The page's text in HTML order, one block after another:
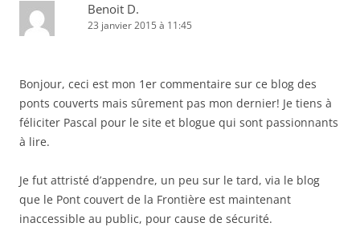
n
s
a
r
i
c
Benoit D.
23 janvier 2015 à 11:45
Bonjour, ceci est mon 1er commentaire sur ce blog des
ponts couverts mais sûrement pas mon dernier! Je tiens à
féliciter Pascal pour le site et blogue qui sont passionnants
à lire.
Je fut attristé d’appendre, un peu sur le tard, via le blog
que le Pont couvert de la Frontière est maintenant
inaccessible au public, pour cause de sécurité.